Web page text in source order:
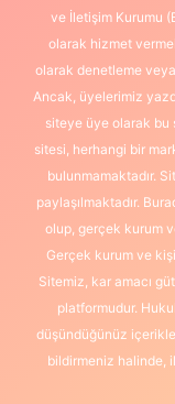
ve İletişim Kurumu
olarak hizmet
olarak denetleme
Ancak, üyelerimiz
siteye üye olarak bu
sitesi, herhangi bir
bulunmamaktadır.
paylaşılmaktadır.
olup, gerçek kurum
Gerçek kurum ve
Sitemiz, kar amacı
platformudur.
düşündüğünüz
bildirmeniz halinde,